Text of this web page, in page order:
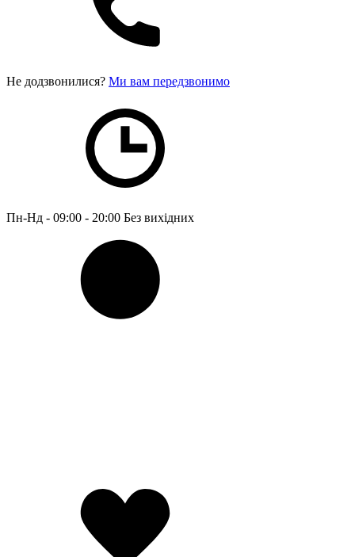
Не додзвонилися? Ми вам передзвонимо
Пн-Нд - 09:00 - 20:00 Без вихідних